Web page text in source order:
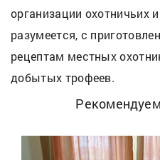
организации охотничьих
разумеется, с
рецептам местных
добытых трофеев.